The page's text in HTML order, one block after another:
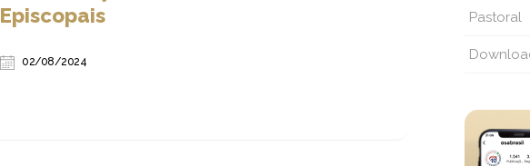
Episcopais
02/08/2024
Pastoral